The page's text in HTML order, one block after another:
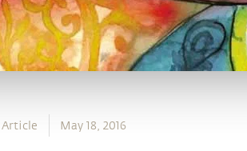
Article May 18, 2016